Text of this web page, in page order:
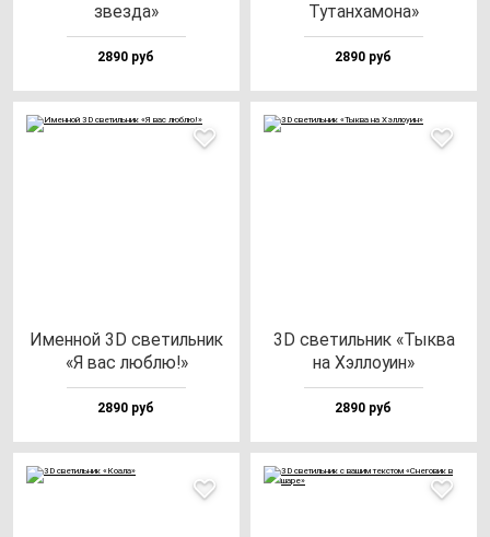
звез­да»
2890 руб
Тутан­ха­мо­на»
2890 руб
Имен­ной 3D све­тиль­ник
«Я вас люб­лю!»
2890 руб
3D све­тиль­ник «Тык­ва
на Хэл­ло­уин»
2890 руб